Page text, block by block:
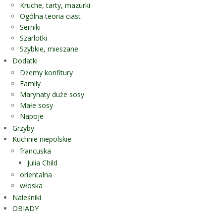
Kruche, tarty, mazurki
Ogólna teoria ciast
Serniki
Szarlotki
Szybkie, mieszane
Dodatki
Dżemy konfitury
Family
Marynaty duże sosy
Małe sosy
Napoje
Grzyby
Kuchnie niepolskie
francuska
Julia Child
orientalna
włoska
Naleśniki
OBIADY